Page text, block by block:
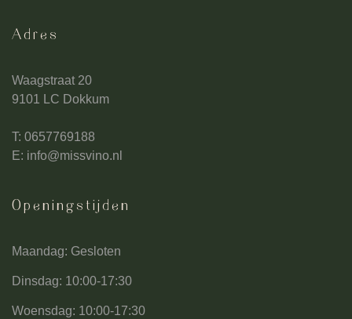
Adres
Waagstraat 20
9101 LC Dokkum
T: 0657769188
E: info@missvino.nl
Openingstijden
Maandag: Gesloten
Dinsdag: 10:00-17:30
Woensdag: 10:00-17:30